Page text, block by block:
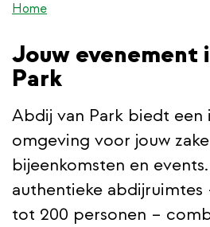
inhoud
Home
Jouw evenement
Park
Abdij van Park biedt een
omgeving voor jouw
bijeenkomsten en
authentieke abdijruimtes
tot 200 personen –